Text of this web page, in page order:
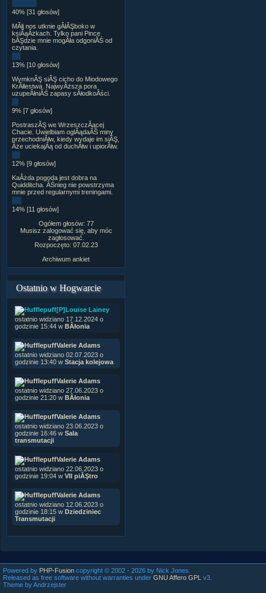
40% [31 głosów]
MĂłj nos utknie gÂłĂŞboko w
ksiÂąÂżkach. Tylko pani Pince
bĂŞdzie mnie mogÂła odgoniĂŚ od
czytania.
13% [10 głosów]
WymknĂŞ siĂŞ cicho do Miodowego
KrĂłlestwa. NajwyÂższa pora
uzupeÂłniĂŚ zapasy sÂłodkoÂści.
9% [7 głosów]
PostraszĂŞ we WrzeszczÂącej
Chacie. Uwielbiam oglÂądaĂŚ miny
przechodniĂłw, kiedy wydaje im siĂŞ,
Âże uciekajÂą od duchĂłw i upiorĂłw.
12% [9 głosów]
KaÂżda pogoda jest dobra na
Quidditcha. ÂŚnieg nie powstrzyma
mnie przed regularnymi treningami.
14% [11 głosów]
Ogółem głosów: 77
Musisz zalogować się, aby móc
zagłosować.
Rozpoczęto: 07.02.23
Archiwum ankiet
Ostatnio w Hogwarcie
[P]Louise Lainey
ostatnio widziano 17.12.2024 o
godzinie 15:44 w BÂłonia
Valerie Adams
ostatnio widziano 02.07.2023 o
godzinie 13:40 w Stacja kolejowa
Valerie Adams
ostatnio widziano 27.06.2023 o
godzinie 21:20 w BÂłonia
Valerie Adams
ostatnio widziano 23.06.2023 o
godzinie 16:46 w Sala
transmutacji
Valerie Adams
ostatnio widziano 22.06.2023 o
godzinie 19:04 w VII piĂŞtro
Valerie Adams
ostatnio widziano 12.06.2023 o
godzinie 18:15 w Dziedziniec
Transmutacji
Powered by PHP-Fusion copyright © 2002 - 2026 by Nick Jones.
Released as free software without warranties under GNU Affero GPL
v3.
Theme by Andrzejster